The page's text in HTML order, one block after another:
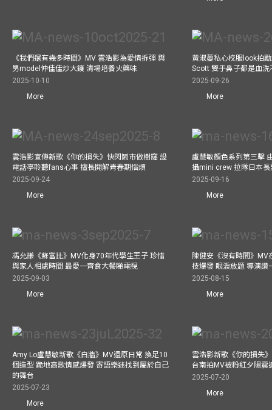
《我們還有幾多時間》MV 雲浩影為愛情拆彈 與
男model仲佳佳炒大鑊 清場培養火藥味
2025-10-10
More
黃淑蔓私心校服look拍
Scott 雙手鼻子都是血洗
2025-09-26
More
雲浩影宣傳新歌《你的損失》快閃鬧市做樹窿 設
電話亭聆聽fans心事 擅長開解青春期惱煩
2025-09-24
More
盧慧敏顏色系列第三擊
攝mini crew 拉隊日本長
2025-09-16
More
馮允謙《蘇富比》MV化身70年代學生王子 珍惜
與家人相處時間 最愛一齊食大餐睇電視
2025-09-03
More
陳健安《沒有時間》MV
技爆發 眼淚放題 導演
2025-08-15
More
Amy Lo盧慧敏新歌《白牆》MV還原日常 換足10
個造型 跪地高歌情感爆發 寄語樂迷找到屬於自己
的舞台
2025-07-23
More
雲浩影新歌《你的損失
台南拍MV被粉紅夕陽震
2025-07-20
More